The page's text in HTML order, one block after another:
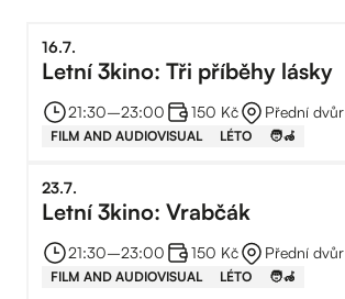
16.7.
Letní 3kino: Tři příběhy lásky
21:30–⁠23:00 150 Kč Přední dvůr
FILM AND AUDIOVISUAL LÉTO 🧑‍🦽
23.7.
Letní 3kino: Vrabčák
21:30–⁠23:00 150 Kč Přední dvůr
FILM AND AUDIOVISUAL LÉTO 🧑‍🦽